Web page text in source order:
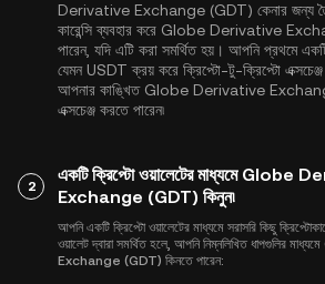
Derivative Exchange (GDT) কেনার জন্য
কারেন্সি ব্যবহার করে Globe Derivative
পারেন, যদি এটি করা সমর্থিত হয়। আপনি প্রথমে
যেমনUSDT ক্রয় করে ক্রিপ্টো-টু-ক্রিপ্টো
আপনার কাঙ্খিত Globe Derivative
এক্সচেঞ্জ করতে পারেন৷
2
একটি ক্রিপ্টো ওয়ালেটের মাধ্যমে Globe
Exchange (GDT) কিনুন৷
আপনি একটি ক্রিপ্টো ওয়ালেটের মাধ্যমে সরাসরি কিছু
ওয়ালেট দ্বারা সমর্থিত হলে, আপনি নিম্নলিখিত ধাপগুলির
Exchange (GDT) কিনতে পারেন: